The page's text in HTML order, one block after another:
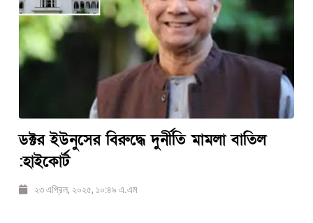
ডক্টর ইউনুসের বিরুদ্ধে দুর্নীতি মামলা বাতিল
:হাইকোর্ট
২৩ এপ্রিল, ২০২৫, ১০:৪৯ এ.এম